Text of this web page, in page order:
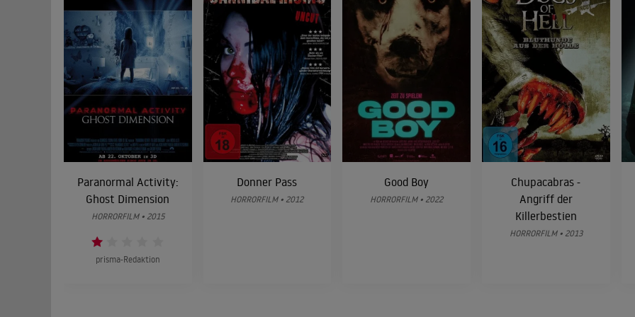
Paranormal Activity:
Ghost Dimension
HORRORFILM • 2015
prisma-Redaktion
Donner Pass
HORRORFILM • 2012
Good Boy
HORRORFILM • 2022
Chupacabras -
Angriff der
Killerbestien
HORRORFILM • 2013